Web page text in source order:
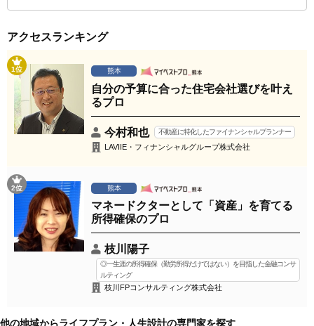
アクセスランキング
1位 熊本
自分の予算に合った住宅会社選びを叶え
るプロ
今村和也 不動産に特化したファイナンシャルプランナー
LAVIIE・フィナンシャルグループ株式会社
2位 熊本
マネードクターとして「資産」を育てる
所得確保のプロ
枝川陽子
◎一生涯の所得確保（勤労所得だけではない）を目指した金融コンサ
ルティング
枝川FPコンサルティング株式会社
他の地域からライフプラン・人生設計の専門家を探す